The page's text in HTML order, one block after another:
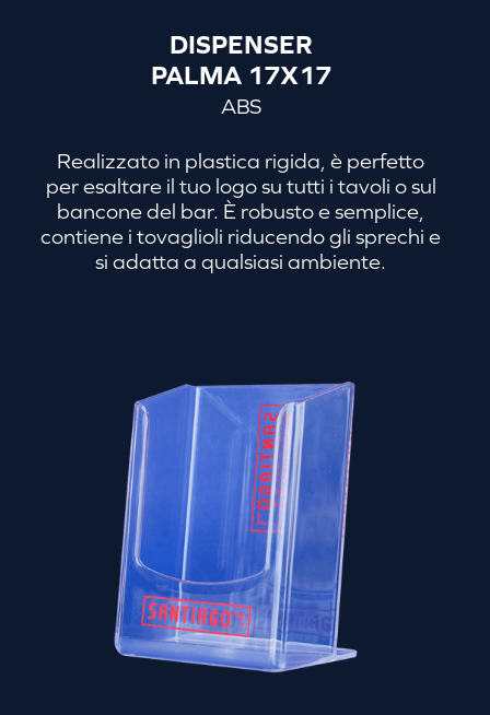
DISPENSER
PALMA 17X17
ABS
Realizzato in plastica rigida, è perfetto
per esaltare il tuo logo su tutti i tavoli o sul
bancone del bar. È robusto e semplice,
contiene i tovaglioli riducendo gli sprechi e
si adatta a qualsiasi ambiente.